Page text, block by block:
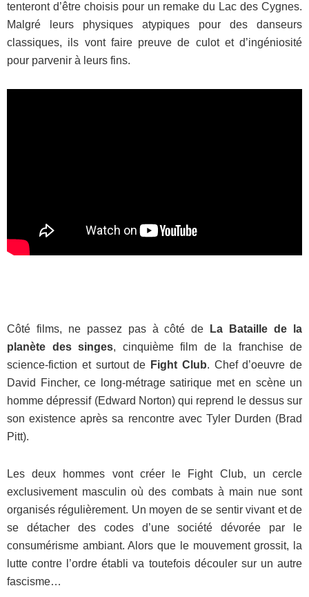
tenteront d’être choisis pour un remake du Lac des Cygnes.
Malgré leurs physiques atypiques pour des danseurs
classiques, ils vont faire preuve de culot et d’ingéniosité
pour parvenir à leurs fins.
Côté films, ne passez pas à côté de
La Bataille de la
planète des singes, cinquième film de la franchise de
science-fiction et surtout de Fight Club. Chef d’oeuvre de
David Fincher, ce long-métrage satirique met en scène un
homme dépressif (Edward Norton) qui reprend le dessus sur
son existence après sa rencontre avec Tyler Durden (Brad
Pitt).
Les deux hommes vont créer le Fight Club, un cercle
exclusivement masculin où des combats à main nue sont
organisés régulièrement. Un moyen de se sentir vivant et de
se détacher des codes d’une société dévorée par le
consumérisme ambiant. Alors que le mouvement grossit, la
lutte contre l’ordre établi va toutefois découler sur un autre
fascisme…